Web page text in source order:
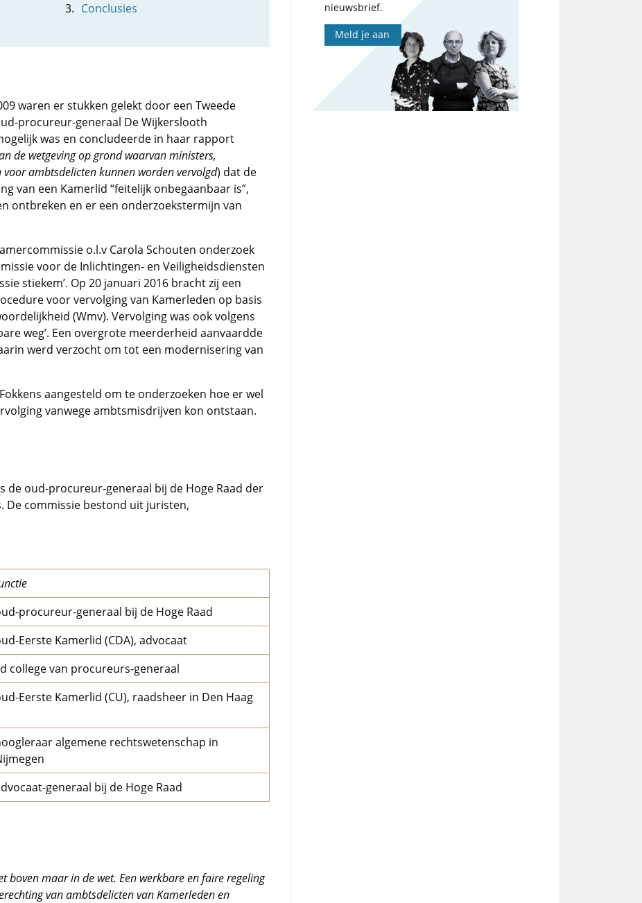
Conclusies
waren er stukken gelekt door een Tweede
procureur-generaal De Wijkerslooth
was en concludeerde in haar rapport
de wetgeving op grond waarvan ministers,
ambtsdelicten kunnen worden vervolgd) dat de
van een Kamerlid “feitelijk onbegaanbaar is”,
ontbreken en er een onderzoekstermijn van
o.l.v Carola Schouten onderzoek
voor de Inlichtingen- en Veiligheidsdiensten
stiekem’. Op 20 januari 2016 bracht zij een
voor vervolging van Kamerleden op basis
(Wmv). Vervolging was ook volgens
weg’. Een overgrote meerderheid aanvaardde
werd verzocht om tot een modernisering van
aangesteld om te onderzoeken hoe er wel
vanwege ambtsmisdrijven kon ontstaan.
de oud-procureur-generaal bij de Hoge Raad der
De commissie bestond uit juristen,
procureur-generaal bij de Hoge Raad
Eerste Kamerlid (CDA), advocaat
college van procureurs-generaal
Eerste Kamerlid (CU), raadsheer in Den Haag
algemene rechtswetenschap in
generaal bij de Hoge Raad
boven maar in de wet. Een werkbare en faire regeling
van ambtsdelicten van Kamerleden en
nieuwsbrief.
Meld je aan